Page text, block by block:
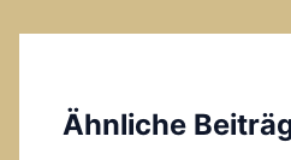
Ähnliche